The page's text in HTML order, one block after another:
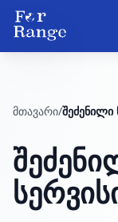
მთავარი/შეძენილი